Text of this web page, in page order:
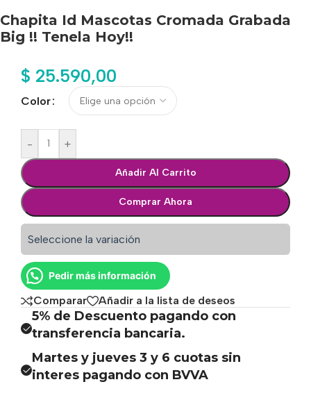
Chapita Id Mascotas Cromada Grabada
Big !! Tenela Hoy!!
$ 25.590,00
Color
- +
Añadir Al Carrito
Comprar Ahora
Seleccione la variación
Pedir más información
Comparar Añadir a la lista de deseos
5% de Descuento pagando con
transferencia bancaria.
Martes y jueves 3 y 6 cuotas sin
interes pagando con BVVA